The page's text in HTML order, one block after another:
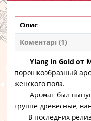
Опис
Коментарі (1)
Ylang in Gold от
порошкообразный
женского пола.
Аромат был
группе древесные,
В последних